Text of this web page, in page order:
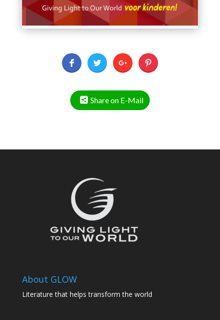
Share on E-Mail
About GLOW
Literature that helps transform the world